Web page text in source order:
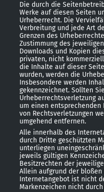
Die durch die
Werke auf diesen Seiten
Urheberrecht. Die
Verbreitung und jede Art
Grenzen des
Zustimmung des
Downloads und Kopien
privaten, nicht
die Inhalte auf dieser
wurden, werden die
Insbesondere werden
gekennzeichnet. Sollten
Urheberrechtsverletzung
um einen entsprechenden
von Rechtsverletzungen
umgehend entfernen.
Alle innerhalb des
durch Dritte geschützten
unterliegen
jeweils gültigen
Besitzrechten der
Allein aufgrund der
Internetangebot ist nicht
Markenzeichen nicht